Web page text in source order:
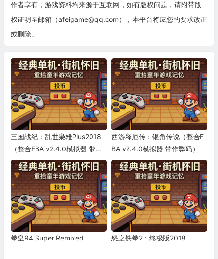
作者享有，游戏资料均来源于互联网，如有版权问题，请附带版
权证明至邮箱（afeigame@qq.com），本平台将应您的要求改正
或删除。
三国战纪：乱世枭雄Plus2018
（整合FBA v2.4.0模拟器 带作
弊码）
西游释厄传：银角传说（整合F
BA v2.4.0模拟器 带作弊码）
拳皇94 Super Remixed 怒之铁拳2：终极版2018